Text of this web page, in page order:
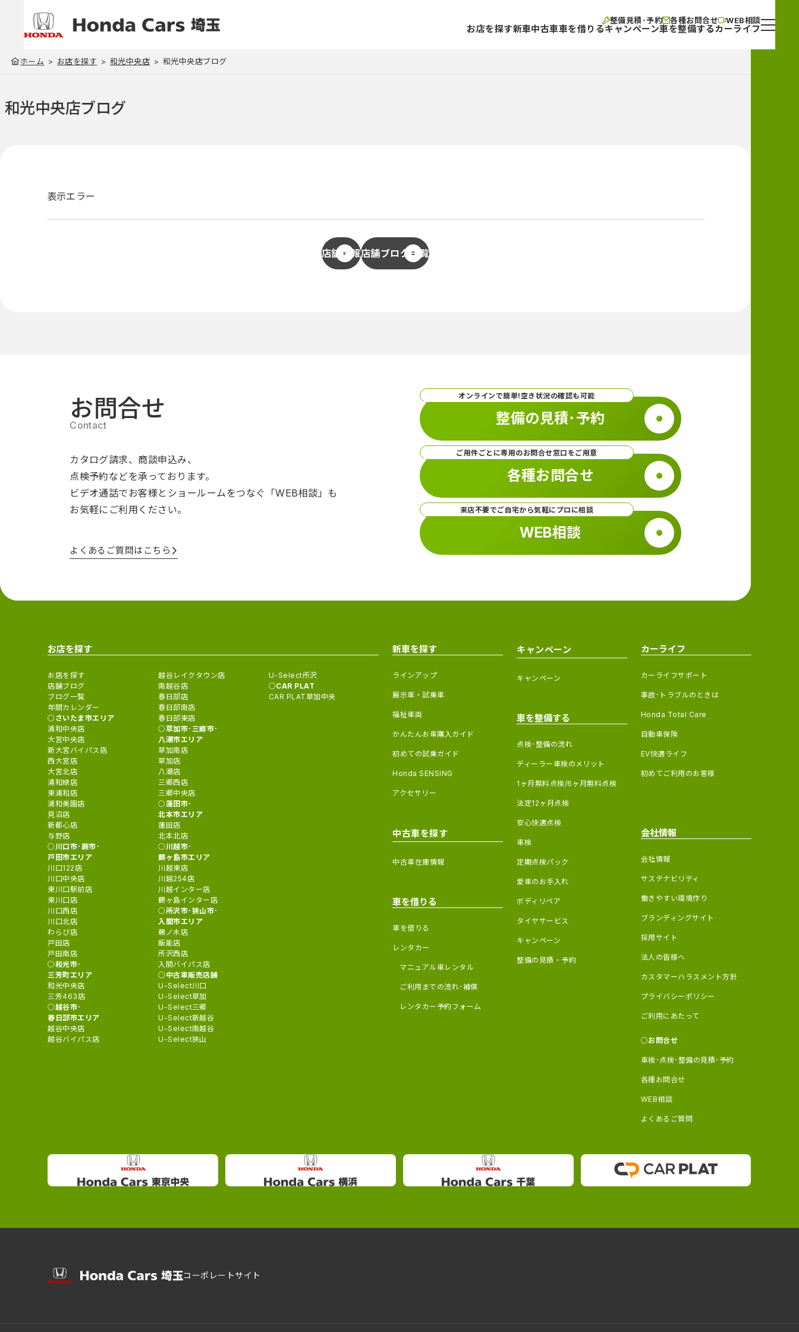
整備見積･予約 各種お問合せ WEB相談
お店を探す新車中古車車を借りるキャンペーン車を整備するカーライフ
ホーム お店を探す 和光中央店 和光中央店ブログ
和光中央店ブログ
表示エラー
店舗情報店舗ブログ一覧
お問合せ
カタログ請求、商談申込み、
点検予約などを承っております。
ビデオ通話でお客様とショールームをつなぐ
「WEB相談」も
お気軽にご利用ください。
よくあるご質問はこちら
オンラインで簡単!空き状況の確認も可能
整備の見積･予約
ご用件ごとに専用のお問合せ窓口をご用意
各種お問合せ
来店不要でご自宅から気軽にプロに相談
WEB相談
お店を探す
お店を探す
店舗ブログ
ブログ一覧
年間カレンダー
さいたま市エリア
浦和中央店
大宮中央店
新大宮バイパス店
西大宮店
大宮北店
浦和緑店
東浦和店
浦和美園店
見沼店
新都心店
与野店
川口市･蕨市･
戸田市エリア
川口122店
川口中央店
東川口駅前店
東川口店
川口西店
川口北店
わらび店
戸田店
戸田南店
和光市･
三芳町エリア
和光中央店
三芳463店
越谷市･
春日部市エリア
越谷中央店
越谷バイパス店
越谷レイクタウン店
南越谷店
春日部店
春日部南店
春日部東店
草加市･三郷市･
八潮市エリア
草加南店
草加店
八潮店
三郷西店
三郷中央店
蓮田市･
北本市エリア
蓮田店
北本北店
川越市･
鶴ヶ島市エリア
川越東店
川越254店
川越インター店
鶴ヶ島インター店
所沢市･狭山市･
入間市エリア
鵜ノ木店
飯能店
所沢西店
入間バイパス店
中古車販売店舗
U-Select川口
U-Select草加
U-Select三郷
U-Select新越谷
U-Select南越谷
U-Select狭山
U-Select所沢
CAR PLAT
CAR PLAT草加中央
新車を探す
ラインアップ
展示車・試乗車
福祉車両
かんたんお車購入ガイド
初めての試乗ガイド
Honda SENSING
アクセサリー
中古車を探す
中古車在庫情報
車を借りる
車を借りる
レンタカー
マニュアル車レンタル
ご利用までの流れ･補償
レンタカー予約フォーム
キャンペーン
キャンペーン
車を整備する
点検･整備の流れ
ディーラー車検のメリット
1ヶ月無料点検/6ヶ月無料点検
法定12ヶ月点検
安心快適点検
車検
定期点検パック
愛車のお手入れ
ボディリペア
タイヤサービス
キャンペーン
整備の見積・予約
カーライフ
カーライフサポート
事故･トラブルのときは
Honda Total Care
自動車保険
EV快適ライフ
初めてご利用のお客様
会社情報
会社情報
サステナビリティ
働きやすい環境作り
ブランディングサイト
採用サイト
法人の皆様へ
カスタマーハラスメント方針
プライバシーポリシー
ご利用にあたって
お問合せ
車検･点検･整備の見積･予約
各種お問合せ
WEB相談
よくあるご質問
コーポレートサイト